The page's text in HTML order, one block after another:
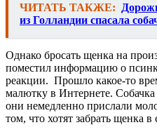
ЧИТАТЬ ТАКЖЕ:
из Голландии спасала
Однако бросать щенка на
поместил информацию о
реакции. Прошло какое-то
малютку в Интернете.
они немедленно прислали
том, что хотят забрать щенка в